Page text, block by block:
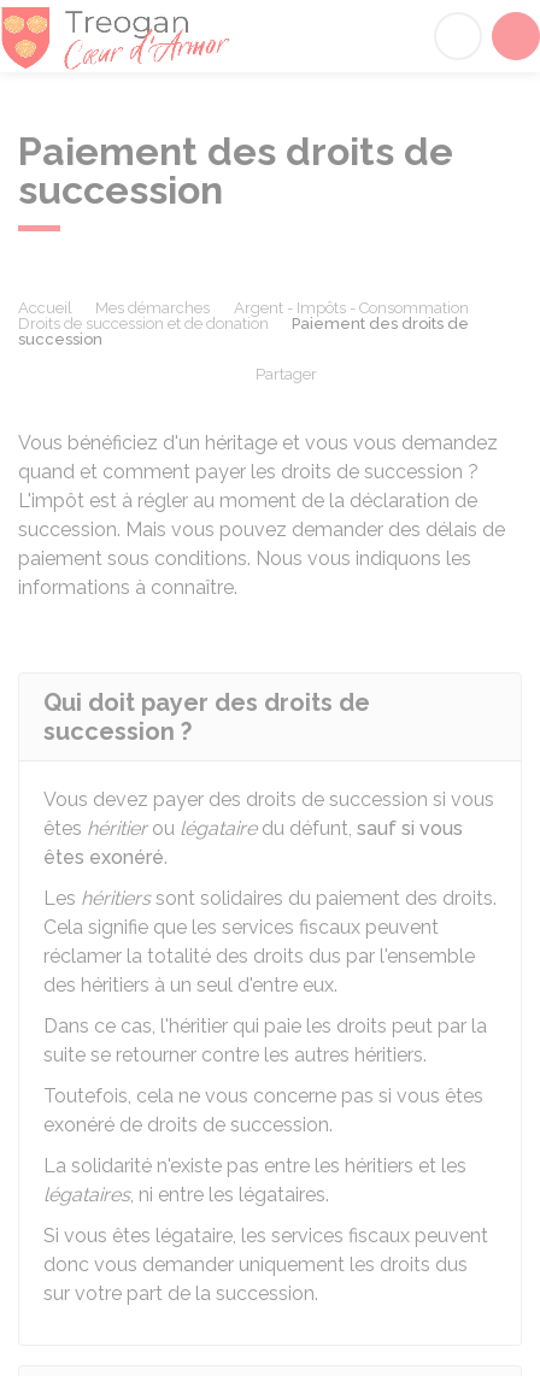
Paiement des droits de
succession
Accueil Mes démarches
Argent - Impôts - Consommation
Droits de succession et de donation
Paiement des droits de
succession
Partager
Vous bénéficiez d'un héritage et vous vous demandez
quand et comment payer les droits de succession ?
L'impôt est à régler au moment de la déclaration de
succession. Mais vous pouvez demander des délais de
paiement sous conditions. Nous vous indiquons les
informations à connaître.
Qui doit payer des droits de
succession ?
Vous devez payer des droits de succession si vous
êtes héritierou légatairedu défunt, sauf si vous
êtes exonéré.
Les héritierssont solidaires du paiement des droits.
Cela signifie que les services fiscaux peuvent
réclamer la totalité des droits dus par l'ensemble
des héritiers à un seul d'entre eux.
Dans ce cas, l'héritier qui paie les droits peut par la
suite se retourner contre les autres héritiers.
Toutefois, cela ne vous concerne pas si vous êtes
exonéré de droits de succession.
La solidarité n'existe pas entre les héritiers et les
légataires, ni entre les légataires.
Si vous êtes légataire, les services fiscaux peuvent
donc vous demander uniquement les droits dus
sur votre part de la succession.